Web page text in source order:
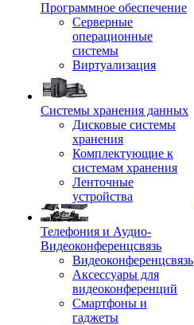
Программное обеспечение
Серверные
операционные
системы
Виртуализация
Системы хранения данных
Дисковые системы
хранения
Комплектующие к
системам хранения
Ленточные
устройства
Телефония и Аудио-
Видеоконференцсвязь
Видеоконференцсвязь
Аксессуары для
видеоконференций
Смартфоны и
гаджеты